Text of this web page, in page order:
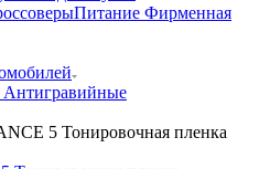
Питание Фирменная
Антигравийные
5 Тонировочная пленка